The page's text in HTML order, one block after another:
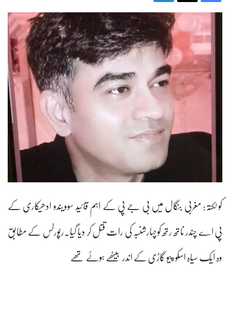
کولکتہ: مغربی بنگال میں بی جے پی کے اہم قائید سوویندو ادھیکاری کے
پی اے چندر ناتھ رتھ کو‌چہارشنبہ کی رات قتل کر دیا گیا۔رپورٹس کے مطابق
وہ ایک سیاہ اسکورپیو گاڑی کے اندر بیٹھے ہوئے تھے